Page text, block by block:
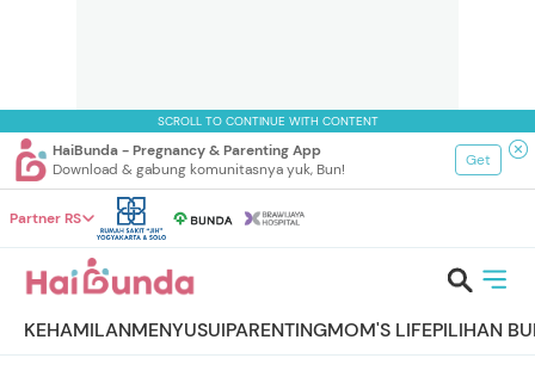
SCROLL TO CONTINUE WITH CONTENT
HaiBunda - Pregnancy & Parenting App
Download & gabung komunitasnya yuk, Bun!
Get
Partner RS
KEHAMILANMENYUSUIPARENTINGMOM'S LIFEPILIHAN